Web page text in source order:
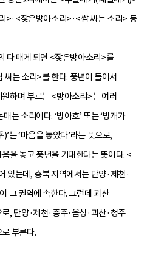
>·<잦은방아소리>·<쌈 싸는 소리> 등
다 매게 되면 <잦은방아소리>를
는 소리>를 한다. 풍년이 들어서
하며 부르는 <방아소리>는 여러
는 소리이다. ‘방아호’ 또는 ‘방개가
는 ‘마음을 놓았다’라는 뜻으로,
을 놓고 풍년을 기대한다는 뜻이다. <
있는데, 충북 지역에서는 단양·제천·
그 권역에 속한다. 그런데 괴산
, 단양·제천·충주·음성·괴산·청주
부른다.